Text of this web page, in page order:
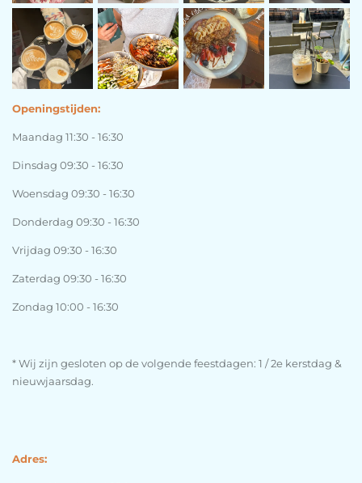
Openingstijden:
Maandag 11:30 - 16:30
Dinsdag 09:30 - 16:30
Woensdag 09:30 - 16:30
Donderdag 09:30 - 16:30
Vrijdag 09:30 - 16:30
Zaterdag 09:30 - 16:30
Zondag 10:00 - 16:30
* Wij zijn gesloten op de volgende feestdagen: 1 / 2e kerstdag &
nieuwjaarsdag.
Adres: